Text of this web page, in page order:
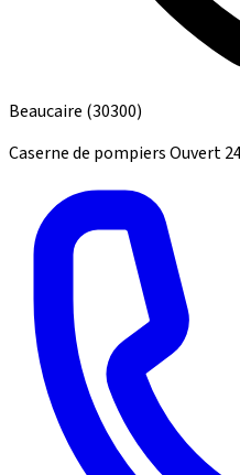
Beaucaire (30300)
Caserne de pompiersOuvert